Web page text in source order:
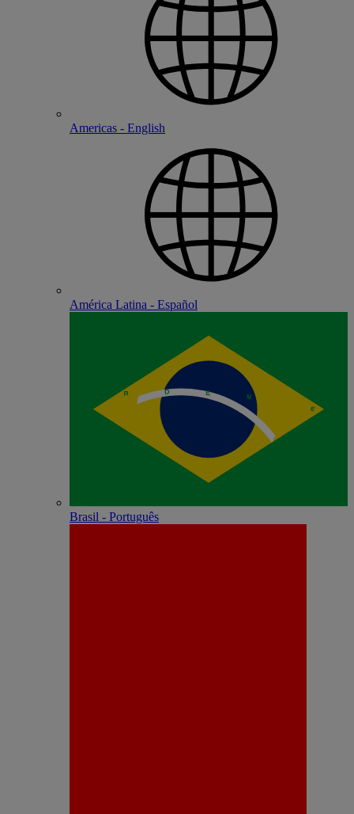
Americas - English
América Latina - Español
Brasil - Português